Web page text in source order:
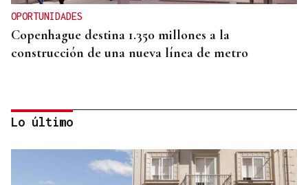
OPORTUNIDADES
Copenhague destina 1.350 millones a la
construcción de una nueva línea de metro
Lo último